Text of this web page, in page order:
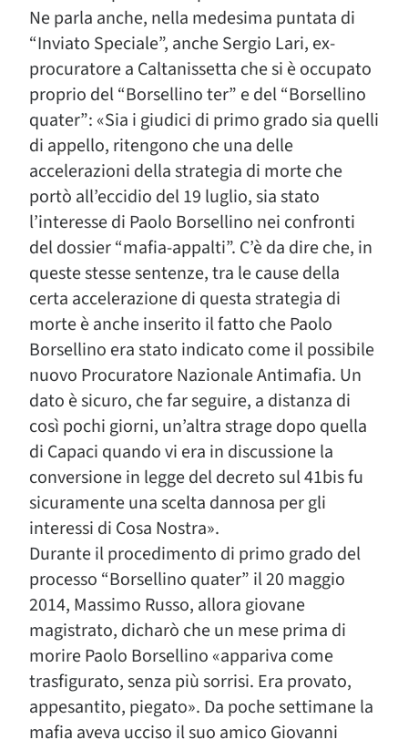
Ne parla anche, nella medesima puntata di
“Inviato Speciale”, anche Sergio Lari, ex-
procuratore a Caltanissetta che si è occupato
proprio del “Borsellino ter” e del “Borsellino
quater”: «Sia i giudici di primo grado sia quelli
di appello, ritengono che una delle
accelerazioni della strategia di morte che
portò all’eccidio del 19 luglio, sia stato
l’interesse di Paolo Borsellino nei confronti
del dossier “mafia-appalti”. C’è da dire che, in
queste stesse sentenze, tra le cause della
certa accelerazione di questa strategia di
morte è anche inserito il fatto che Paolo
Borsellino era stato indicato come il possibile
nuovo Procuratore Nazionale Antimafia. Un
dato è sicuro, che far seguire, a distanza di
così pochi giorni, un’altra strage dopo quella
di Capaci quando vi era in discussione la
conversione in legge del decreto sul 41bis fu
sicuramente una scelta dannosa per gli
interessi di Cosa Nostra».
Durante il procedimento di primo grado del
processo “Borsellino quater” il 20 maggio
2014, Massimo Russo, allora giovane
magistrato, dicharò che un mese prima di
morire Paolo Borsellino «appariva come
trasfigurato, senza più sorrisi. Era provato,
appesantito, piegato». Da poche settimane la
mafia aveva ucciso il suo amico Giovanni